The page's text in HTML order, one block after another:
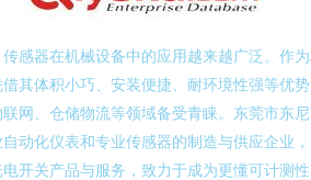
感器在机械设备中的应用越来越广泛。作
其体积小巧、安装便捷、耐环境性强等优
网、仓储物流等领域备受青睐。东莞市东
动化仪表和专业传感器的制造与供应企业
开关产品与服务，致力于成为更懂可计测